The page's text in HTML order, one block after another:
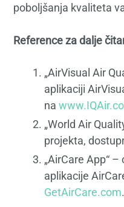
poboljšanja kvaliteta
Reference za dalje
„AirVisual Air
aplikaciji
na
„World Air
projekta,
„AirCare App“
aplikacije
GetAirCare.com.